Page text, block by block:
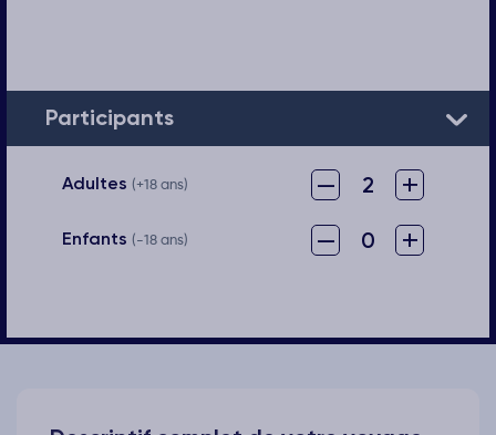
Participants
Adultes (+18 ans) – 2 +
Enfants (-18 ans) – 0 +